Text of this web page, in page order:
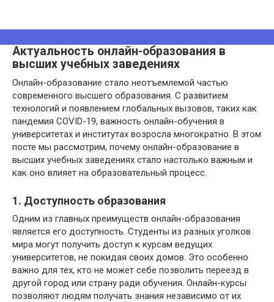
Актуальность онлайн-образования в
высших учебных заведениях
Онлайн-образование стало неотъемлемой частью
современного высшего образования. С развитием
технологий и появлением глобальных вызовов, таких как
пандемия COVID-19, важность онлайн-обучения в
университетах и институтах возросла многократно. В этом
посте мы рассмотрим, почему онлайн-образование в
высших учебных заведениях стало настолько важным и
как оно влияет на образовательный процесс.
1. Доступность образования
Одним из главных преимуществ онлайн-образования
является его доступность. Студенты из разных уголков
мира могут получить доступ к курсам ведущих
университетов, не покидая своих домов. Это особенно
важно для тех, кто не может себе позволить переезд в
другой город или страну ради обучения. Онлайн-курсы
позволяют людям получать знания независимо от их